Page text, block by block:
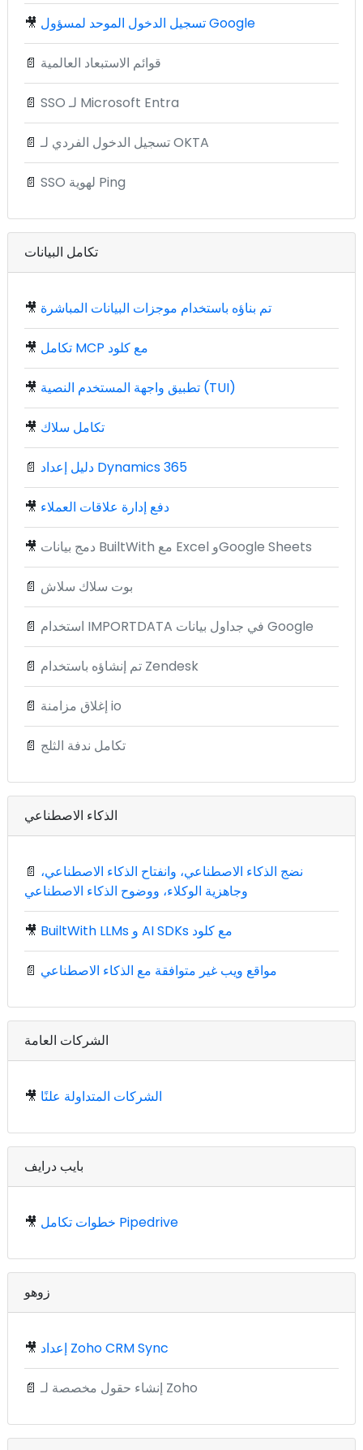
🎥 تسجيل الدخول الموحد لمسؤول Google
📄 قوائم الاستبعاد العالمية
📄 SSO لـ Microsoft Entra
📄 تسجيل الدخول الفردي لـ OKTA
📄 SSO لهوية Ping
تكامل البيانات
🎥 تم بناؤه باستخدام موجزات البيانات المباشرة
🎥 تكامل MCP مع كلود
🎥 تطبيق واجهة المستخدم النصية (TUI)
🎥 تكامل سلاك
📄 دليل إعداد Dynamics 365
🎥 دفع إدارة علاقات العملاء
🎥 دمج بيانات BuiltWith مع Excel وGoogle Sheets
📄 بوت سلاك سلاش
📄 استخدام IMPORTDATA في جداول بيانات Google
📄 تم إنشاؤه باستخدام Zendesk
📄 إغلاق مزامنة io
📄 تكامل ندفة الثلج
الذكاء الاصطناعي
📄 نضج الذكاء الاصطناعي، وانفتاح الذكاء الاصطناعي،
وجاهزية الوكلاء، ووضوح الذكاء الاصطناعي
🎥 BuiltWith LLMs و AI SDKs مع كلود
📄 مواقع ويب غير متوافقة مع الذكاء الاصطناعي
الشركات العامة
🎥 الشركات المتداولة علنًا
بايب درايف
🎥 خطوات تكامل Pipedrive
زوهو
🎥 إعداد Zoho CRM Sync
📄 إنشاء حقول مخصصة لـ Zoho